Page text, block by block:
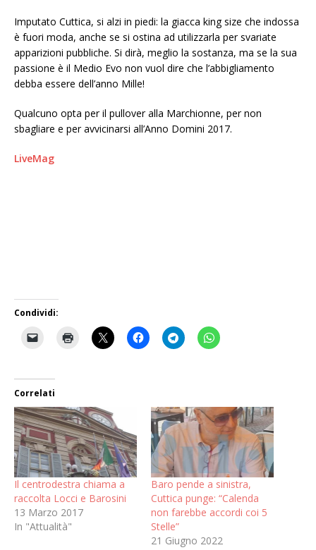
Imputato Cuttica, si alzi in piedi: la giacca king size che indossa
è fuori moda, anche se si ostina ad utilizzarla per svariate
apparizioni pubbliche. Si dirà, meglio la sostanza, ma se la sua
passione è il Medio Evo non vuol dire che l’abbigliamento
debba essere dell’anno Mille!
Qualcuno opta per il pullover alla Marchionne, per non
sbagliare e per avvicinarsi all’Anno Domini 2017.
LiveMag
Condividi:
Correlati
Il centrodestra chiama a
raccolta Locci e Barosini
13 Marzo 2017
In "Attualità"
Baro pende a sinistra,
Cuttica punge: “Calenda
non farebbe accordi coi 5
Stelle”
21 Giugno 2022